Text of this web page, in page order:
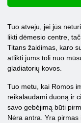
Tuo atveju, jei jūs
likti dėmesio centre,
Titans žaidimas, karo
atlikti jums toli nuo
gladiatorių kovos.
Tuo metu, kai Romos
reikalaudami duoną ir
savo gebėjimą būti
Nėra antra. Yra